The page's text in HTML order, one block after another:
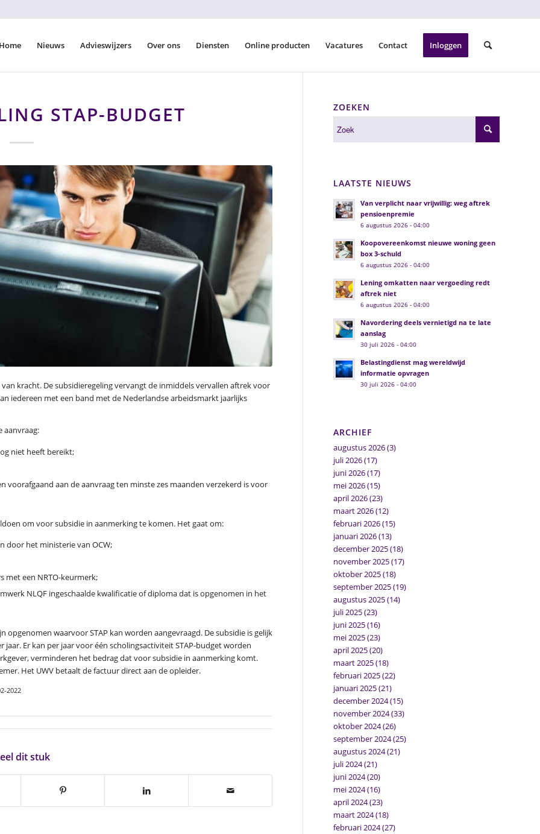
Home Nieuws Advieswijzers Over ons Diensten Online producten Vacatures Contact Inloggen
STAP-BUDGET
kracht. De subsidieregeling vervangt de inmiddels vervallen aftrek voor
iedereen met een band met de Nederlandse arbeidsmarkt jaarlijks
aanvraag:
niet heeft bereikt;
aan de aanvraag ten minste zes maanden verzekerd is voor
om voor subsidie in aanmerking te komen. Het gaat om:
door het ministerie van OCW;
met een NRTO-keurmerk;
NLQF ingeschaalde kwalificatie of diploma dat is opgenomen in het
waarvoor STAP kan worden aangevraagd. De subsidie is gelijk
Er kan per jaar voor één scholingsactiviteit STAP-budget worden
verminderen het bedrag dat voor subsidie in aanmerking komt.
Het UWV betaalt de factuur direct aan de opleider.
2022
dit stuk
ZOEKEN
LAATSTE NIEUWS
Van verplicht naar vrijwillig: weg aftrek
pensioenpremie
6 augustus 2026 - 04:00
Koopovereenkomst nieuwe woning geen
box 3-schuld
6 augustus 2026 - 04:00
Lening omkatten naar vergoeding redt
aftrek niet
6 augustus 2026 - 04:00
Navordering deels vernietigd na te late
aanslag
30 juli 2026 - 04:00
Belastingdienst mag wereldwijd
informatie opvragen
30 juli 2026 - 04:00
ARCHIEF
augustus 2026(3)
juli 2026(17)
juni 2026(17)
mei 2026(15)
april 2026(23)
maart 2026(12)
februari 2026(15)
januari 2026(13)
december 2025(18)
november 2025(17)
oktober 2025(18)
september 2025(19)
augustus 2025(14)
juli 2025(23)
juni 2025(16)
mei 2025(23)
april 2025(20)
maart 2025(18)
februari 2025(22)
januari 2025(21)
december 2024(15)
november 2024(33)
oktober 2024(26)
september 2024(25)
augustus 2024(21)
juli 2024(21)
juni 2024(20)
mei 2024(16)
april 2024(23)
maart 2024(18)
februari 2024(27)